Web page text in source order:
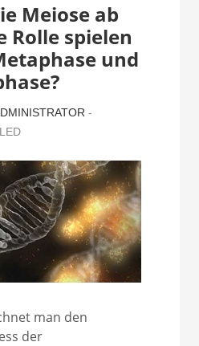
Meiose ab
Rolle spielen
und
-
man den
der